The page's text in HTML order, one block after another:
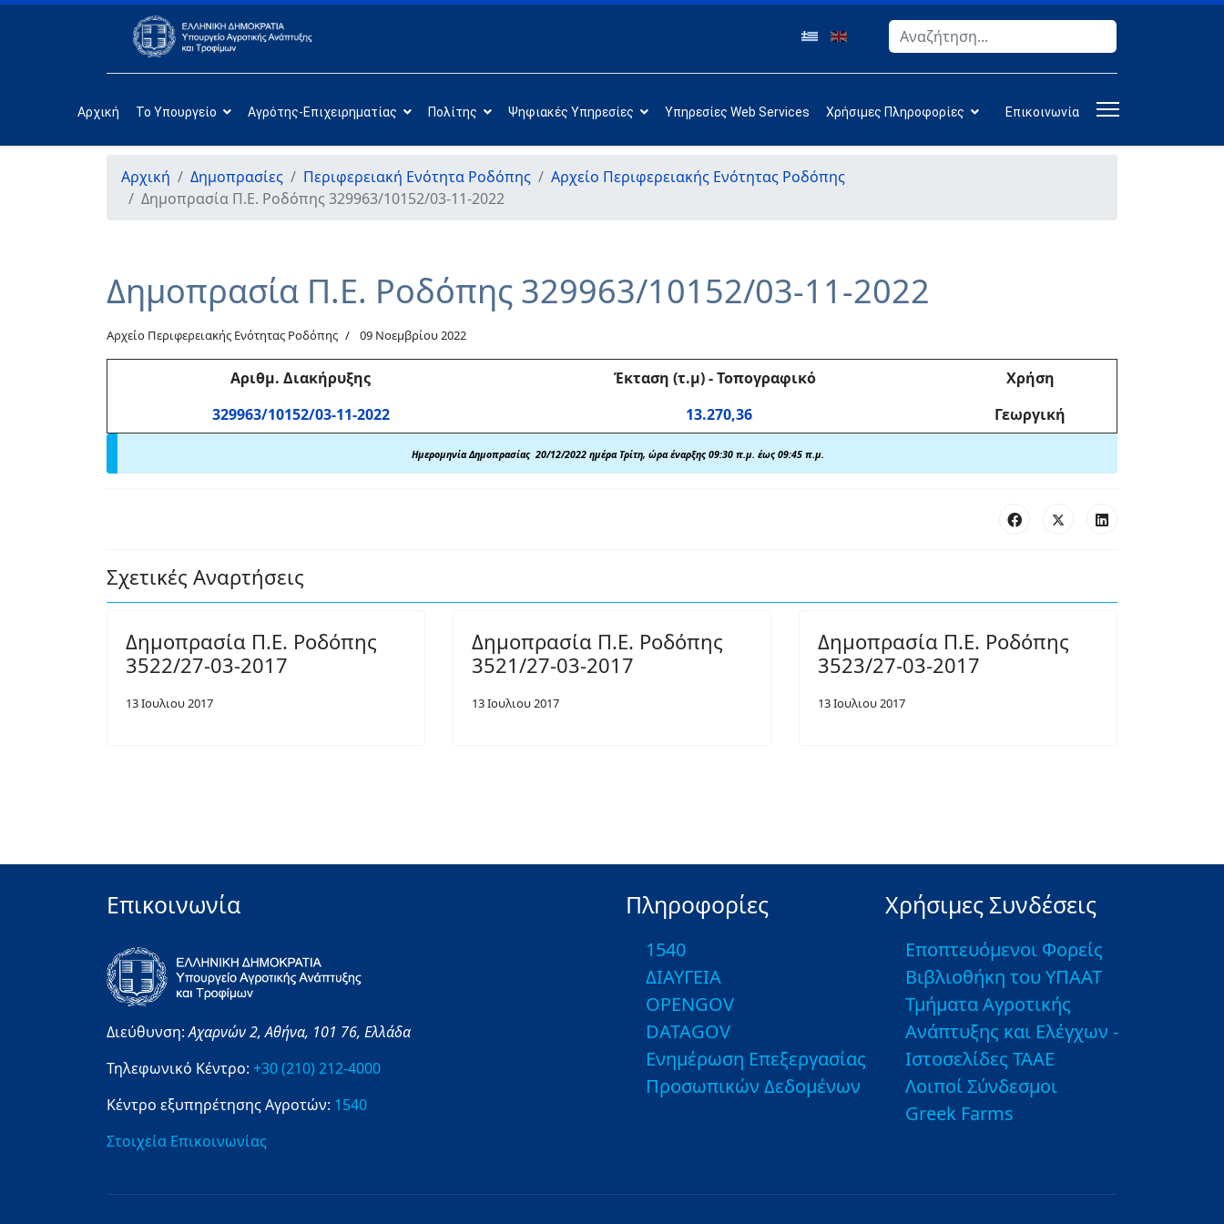
Αναζήτηση
Αρχική Το Υπουργείο Αγρότης-Επιχειρηματίας Πολίτης Ψηφιακές Υπηρεσίες Υπηρεσίες Web Services Χρήσιμες Πληροφορίες Επικοινωνία
Αρχική Δημοπρασίες Περιφερειακή Ενότητα Ροδόπης
Αρχείο Περιφερειακής Ενότητας Ροδόπης
Δημοπρασία Π.Ε. Ροδόπης 329963/10152/03-11-2022
Δημοπρασία Π.Ε. Ροδόπης 329963/10152/03-11-2022
Αρχείο Περιφερειακής Ενότητας Ροδόπης 09 Νοεμβρίου 2022
Αριθμ. Διακήρυξης Έκταση (τ.μ)-Τοπογραφικό
Χρήση
329963/10152/03-11-2022
13.270,36 Γεωργική
Ημερομηνία Δημοπρασίας20/12/2022ημέρα Τρίτη, ώρα έναρξης 09:30 π.μ. έως 09:45 π.μ.
Σχετικές Αναρτήσεις
Δημοπρασία Π.Ε. Ροδόπης
3522/27-03-2017
13 Ιουλιου 2017
Δημοπρασία Π.Ε. Ροδόπης
3521/27-03-2017
13 Ιουλιου 2017
Δημοπρασία Π.Ε. Ροδόπης
3523/27-03-2017
13 Ιουλιου 2017
Επικοινωνία
Διεύθυνση:Αχαρνών 2,Αθήνα, 101 76, Ελλάδα
Τηλεφωνικό Κέντρο: +30 (210) 212-4000
Κέντρο εξυπηρέτησης Αγροτών: 1540
Στοιχεία Επικοινωνίας
Πληροφορίες
1540
ΔΙΑΥΓΕΙΑ
OPENGOV
DATAGOV
Ενημέρωση Επεξεργασίας
Προσωπικών Δεδομένων
Χρήσιμες Συνδέσεις
Εποπτευόμενοι Φορείς
Βιβλιοθήκη του ΥΠΑΑΤ
Τμήματα Αγροτικής
Ανάπτυξης και Ελέγχων -
Ιστοσελίδες ΤΑΑΕ
Λοιποί Σύνδεσμοι
Greek Farms